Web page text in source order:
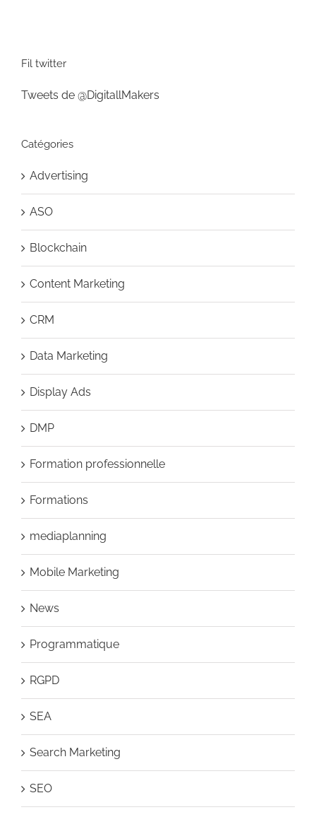
Fil twitter
Tweets de @DigitallMakers
Catégories
Advertising
ASO
Blockchain
Content Marketing
CRM
Data Marketing
Display Ads
DMP
Formation professionnelle
Formations
mediaplanning
Mobile Marketing
News
Programmatique
RGPD
SEA
Search Marketing
SEO